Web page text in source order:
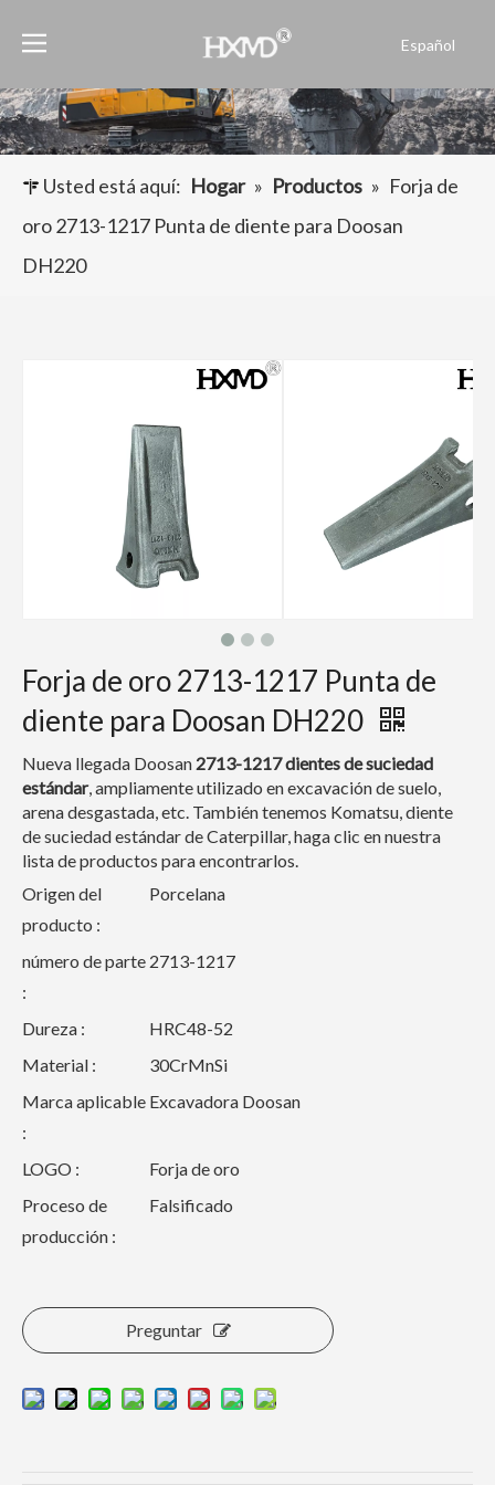
Español
العربية
Français
Usted está aquí: Hogar » Productos » Forja de
oro 2713-1217 Punta de diente para Doosan
DH220
Forja de oro 2713-1217 Punta de
diente para Doosan DH220
Nueva llegada Doosan 2713-1217dientes de suciedad
estándar, ampliamente utilizado en excavación de suelo,
arena desgastada, etc. También tenemos Komatsu, diente
de suciedad estándar de Caterpillar, haga clic en nuestra
lista de productos para encontrarlos.
Origen del
producto :
Porcelana
número de parte
:
2713-1217
Dureza :
HRC48-52
Material :
30CrMnSi
Marca aplicable
:
Excavadora Doosan
LOGO :
Forja de oro
Proceso de
producción :
Falsificado
Preguntar